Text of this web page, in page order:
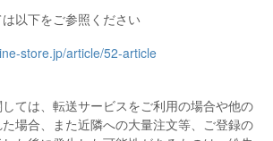
以下をご参照ください
store.jp/article/52-article
ては、転送サービスをご利用の場合や他の
場合、また近隣への大量注文等、ご登録の